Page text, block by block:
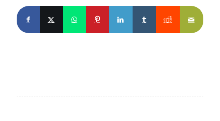
Partilhe no Facebook
Partilhe no X
Share on WhatsApp
Partilhe no Pinterest
Partilhe no LinkedIn
Partilhe no Tumblr
Partilhe no